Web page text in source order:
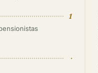
1
·